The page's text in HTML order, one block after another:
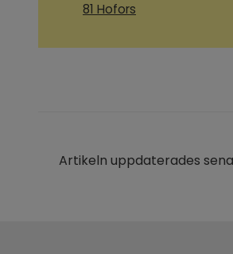
81 Hofors
Artikeln uppdaterades